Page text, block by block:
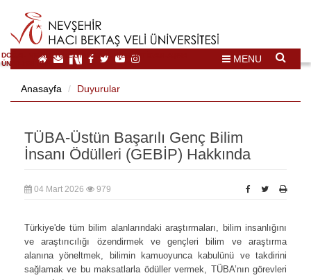
DOĞAL VE KÜLTÜREL MİRAS TURİZMİ İHTİSASLAŞMA
ÜNİVERSİTESİ
MENU
Anasayfa Duyurular
TÜBA-Üstün Başarılı Genç Bilim
İnsanı Ödülleri (GEBİP) Hakkında
04 Mart 2026 979
Türkiye'de tüm bilim alanlarındaki araştırmaları, bilim insanlığını
ve araştırıcılığı özendirmek ve gençleri bilim ve araştırma
alanına yöneltmek, bilimin kamuoyunca kabulünü ve takdirini
sağlamak ve bu maksatlarla ödüller vermek, TÜBA’nın görevleri